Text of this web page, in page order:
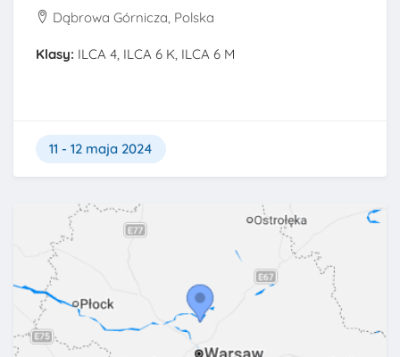
Dąbrowa Górnicza, Polska
Klasy: ILCA 4, ILCA 6 K, ILCA 6 M
11 - 12 maja 2024